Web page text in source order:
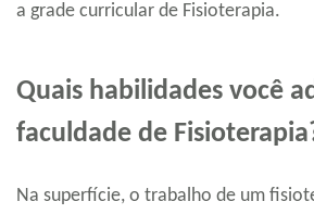
a grade curricular de Fisioterapia.
Quais habilidades você
faculdade de
Na superfície, o trabalho de um